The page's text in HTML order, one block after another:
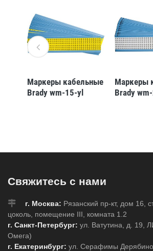
Маркеры кабельные
Brady wm-15-yl
Маркеры
Brady
Свяжитесь с нами
г. Москва: Рязанский пр-кт, дом 16,
цоколь, помещение III, комната 1.2
г. Санкт-Петербург: ул. Ватутина, д. 19,
Омега)
г. Екатеринбург: ул. Серафимы